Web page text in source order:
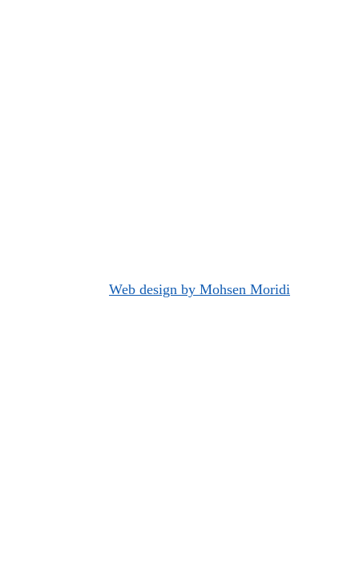
Web design by Mohsen Moridi